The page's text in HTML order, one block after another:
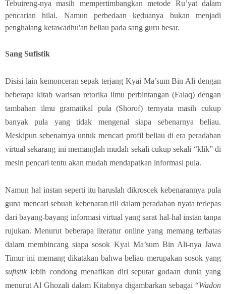
Tebuireng-nya masih mempertimbangkan metode Ru’yat dalam
pencarian hilal. Namun perbedaan keduanya bukan menjadi
penghalang ketawadhu'an beliau pada sang guru besar.
Sang Sufistik
Disisi lain kemonceran sepak terjang Kyai Ma’sum Bin Ali dengan
beberapa kitab warisan retorika ilmu perbintangan (Falaq) dengan
tambahan ilmu gramatikal pula (Shorof) ternyata masih cukup
banyak pula yang tidak mengenal siapa sebenarnya beliau.
Meskipun sebenarnya untuk mencari profil beliau di era peradaban
virtual sekarang ini memanglah mudah sekali cukup sekali “klik” di
mesin pencari tentu akan mudah mendapatkan informasi pula.
Namun hal instan seperti itu haruslah dikroscek kebenarannya pula
guna mencari sebuah kebenaran rill dalam peradaban nyata terlepas
dari bayang-bayang informasi virtual yang sarat hal-hal instan tanpa
rujukan. Menurut beberapa literatur online yang memang terbatas
dalam membincang siapa sosok Kyai Ma’sum Bin Ali-nya Jawa
Timur ini memang dikatakan bahwa beliau merupakan sosok yang
sufistik lebih condong menafikan diri seputar godaan dunia yang
menurut Al Ghozali dalam Kitabnya digambarkan sebagai “Wadon